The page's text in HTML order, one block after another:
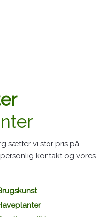
sætter vi stor pris på
kontakt og vores